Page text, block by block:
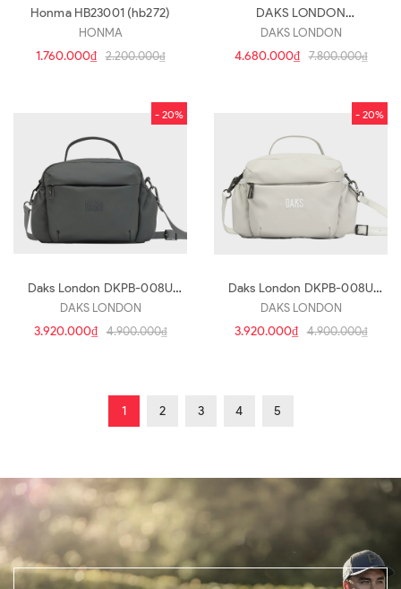
Honma HB23001 (hb272)
HONMA
1.760.000₫ 2.200.000₫
DAKS LONDON
DNGF4E303CM(hb276)
DAKS LONDON
4.680.000₫ 7.800.000₫
- 20%
Daks London DKPB-008U
gr(hb271)
DAKS LONDON
3.920.000₫ 4.900.000₫
- 20%
Daks London DKPB-008U
ivory(hb270)
DAKS LONDON
3.920.000₫ 4.900.000₫
1 2 3 4 5